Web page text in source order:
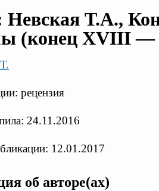
Невская Т.А.,
(конец XVIII —
рецензия
24.11.2016
12.01.2017
об авторе(ах)